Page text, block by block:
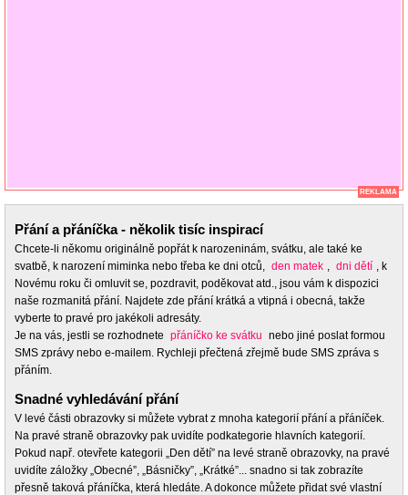
REKLAMA
Přání a přáníčka - několik tisíc inspirací
Chcete-li někomu originálně popřát k narozeninám, svátku, ale také ke
svatbě, k narození miminka nebo třeba ke dni otců, den matek , dni dětí , k
Novému roku či omluvit se, pozdravit, poděkovat atd., jsou vám k dispozici
naše rozmanitá přání. Najdete zde přání krátká a vtipná i obecná, takže
vyberte to pravé pro jakékoli adresáty.
Je na vás, jestli se rozhodnete přáníčko ke svátku nebo jiné poslat formou
SMS zprávy nebo e-mailem. Rychleji přečtená zřejmě bude SMS zpráva s
přáním.
Snadné vyhledávání přání
V levé části obrazovky si můžete vybrat z mnoha kategorií přání a přáníček.
Na pravé straně obrazovky pak uvidíte podkategorie hlavních kategorií.
Pokud např. otevřete kategorii „Den dětí” na levé straně obrazovky, na pravé
uvidíte záložky „Obecné”, „Básničky”, „Krátké”... snadno si tak zobrazíte
přesně taková přáníčka, která hledáte. A dokonce můžete přidat své vlastní